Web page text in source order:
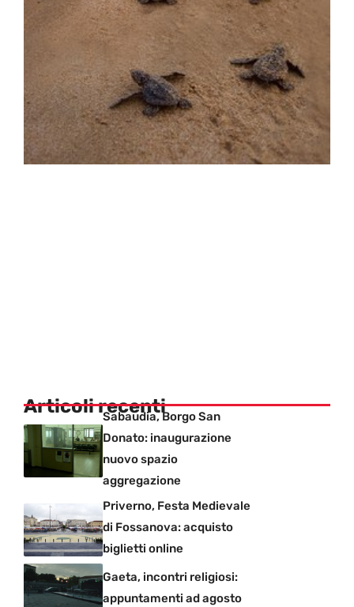
Articoli recenti
Sabaudia, Borgo San
Donato: inaugurazione
nuovo spazio
aggregazione
Priverno, Festa Medievale
di Fossanova: acquisto
biglietti online
Gaeta, incontri religiosi:
appuntamenti ad agosto